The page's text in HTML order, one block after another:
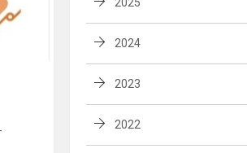
2024
2023
2022